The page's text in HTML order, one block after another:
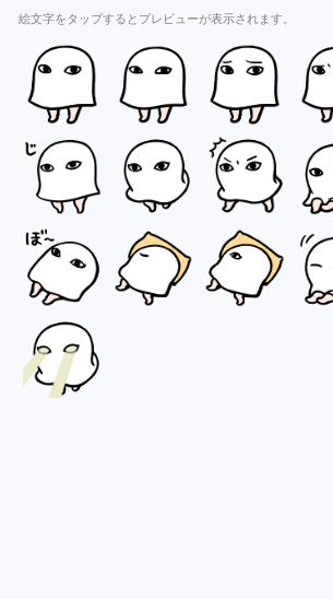
絵文字をタップするとプレビューが表示されます。